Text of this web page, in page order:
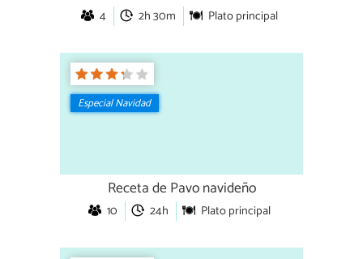
4 2h 30m Plato principal
Especial Navidad
Receta de Pavo navideño
10 24h Plato principal